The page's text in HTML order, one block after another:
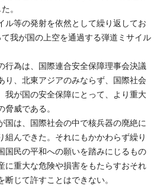
。
ル等の発射を依然として繰り返してお
我が国の上空を通過する弾道ミサイル
行為は、国際連合安全保障理事会決議
り、北東アジアのみならず、国際社会
我が国の安全保障にとって、より重大
威である。
国は、国際社会の中で核兵器の廃絶に
組んできた。それにもかかわらず繰り
国民の平和への願いを踏みにじるもの
に重大な危険や損害をもたらすおそれ
じて許すことはできない。